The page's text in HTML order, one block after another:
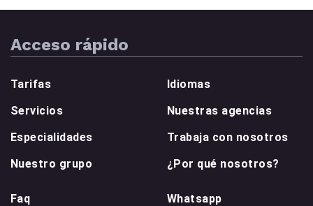
Acceso rápido
Tarifas
Servicios
Especialidades
Nuestro grupo
Idiomas
Nuestras agencias
Trabaja con nosotros
¿Por qué nosotros?
Faq
Whatsapp